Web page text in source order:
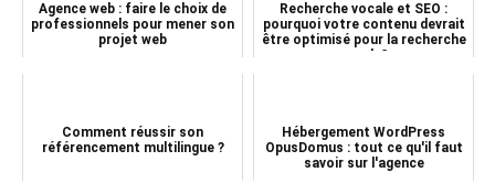
Agence web : faire le choix de
professionnels pour mener son
projet web
Recherche vocale et SEO :
pourquoi votre contenu devrait
être optimisé pour la recherche
vocale?
Comment réussir son
référencement multilingue ?
Hébergement WordPress
OpusDomus : tout ce qu'il faut
savoir sur l'agence